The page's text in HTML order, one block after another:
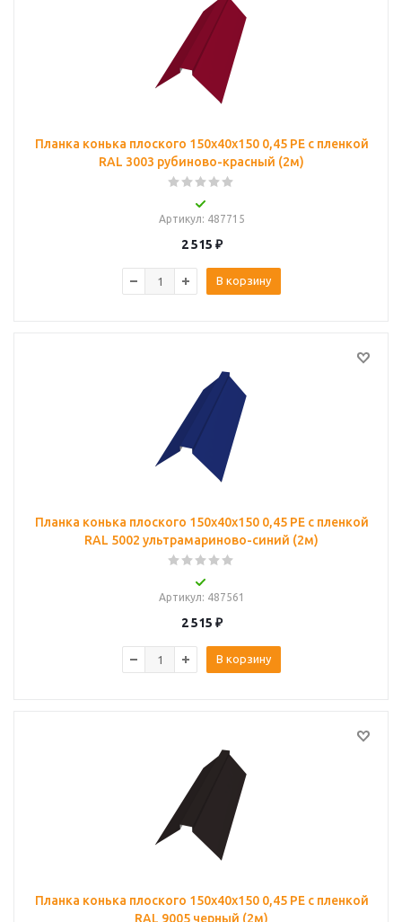
Планка конька плоского 150х40х150 0,45 PE с пленкой
RAL 3003 рубиново-красный (2м)
Артикул: 487715
2 515 ₽
В корзину
Планка конька плоского 150х40х150 0,45 PE с пленкой
RAL 5002 ультрамариново-синий (2м)
Артикул: 487561
2 515 ₽
В корзину
Планка конька плоского 150х40х150 0,45 PE с пленкой
RAL 9005 черный (2м)